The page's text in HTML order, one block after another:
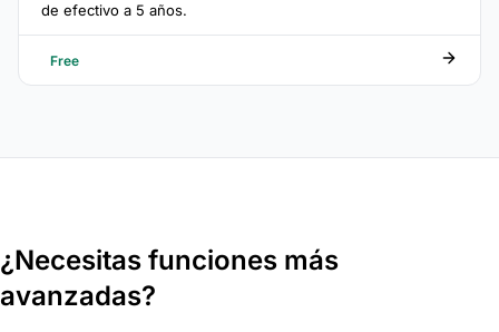
de efectivo a 5 años.
Free
¿Necesitas funciones más
avanzadas?